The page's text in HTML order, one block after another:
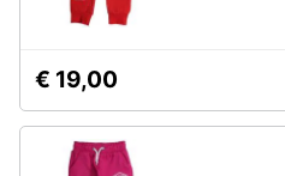
€ 19,00